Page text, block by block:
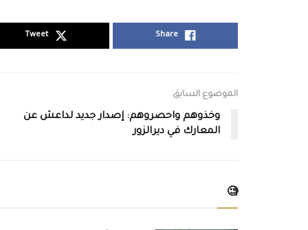
Share
Tweet
الموضوع السابق
وخذوهم واحصروهم: إصدار جديد لداعش عن
المعارك في ديرالزور
🧐